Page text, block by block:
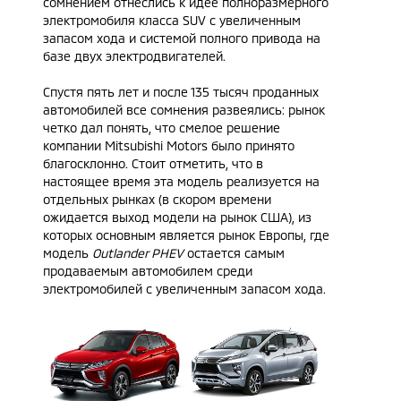
электромобиля класса SUV с увеличенным
запасом хода и системой полного привода на
базе двух электродвигателей.
Спустя пять лет и после 135 тысяч проданных
автомобилей все сомнения развеялись: рынок
четко дал понять, что смелое решение
компании Mitsubishi Motors было принято
благосклонно. Стоит отметить, что в
настоящее время эта модель реализуется на
отдельных рынках (в скором времени
ожидается выход модели на рынок США), из
которых основным является рынок Европы, где
модель Outlander PHEVостается самым
продаваемым автомобилем среди
электромобилей с увеличенным запасом хода.